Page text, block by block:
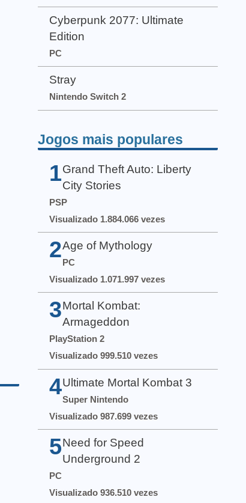
Cyberpunk 2077: Ultimate
Edition
PC
Stray
Nintendo Switch 2
Jogos mais populares
1 Grand Theft Auto: Liberty
City Stories
PSP
Visualizado 1.884.066 vezes
2Age of Mythology
PC
Visualizado 1.071.997 vezes
3 Mortal Kombat:
Armageddon
PlayStation 2
Visualizado 999.510 vezes
4 Ultimate Mortal Kombat 3
Super Nintendo
Visualizado 987.699 vezes
5 Need for Speed
Underground 2
PC
Visualizado 936.510 vezes